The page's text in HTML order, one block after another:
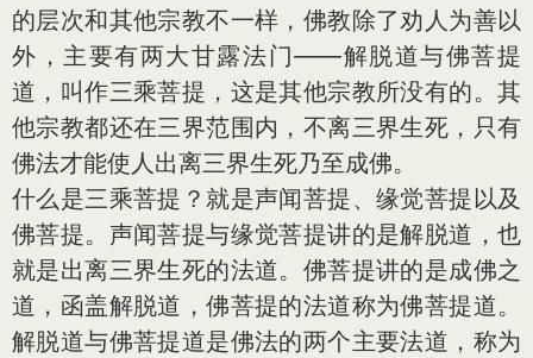
的层次和其他宗教不一样，佛教除了劝人为善以
外，主要有两大甘露法门——解脱道与佛菩提
道，叫作三乘菩提，这是其他宗教所没有的。其
他宗教都还在三界范围内，不离三界生死，只有
佛法才能使人出离三界生死乃至成佛。
什么是三乘菩提？就是声闻菩提、缘觉菩提以及
佛菩提。声闻菩提与缘觉菩提讲的是解脱道，也
就是出离三界生死的法道。佛菩提讲的是成佛之
道，函盖解脱道，佛菩提的法道称为佛菩提道。
解脱道与佛菩提道是佛法的两个主要法道，称为